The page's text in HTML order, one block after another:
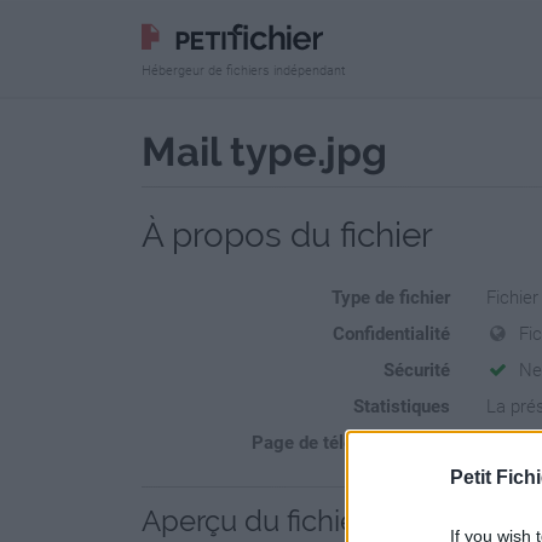
Petit
If you wish
Hébergeur de fichiers indépendant
Mail type.jpg
À propos du fichier
Type de fichier
Confidentialité
Sécurité
Statistiques
La
Page de téléchargement
Aperçu du fichier